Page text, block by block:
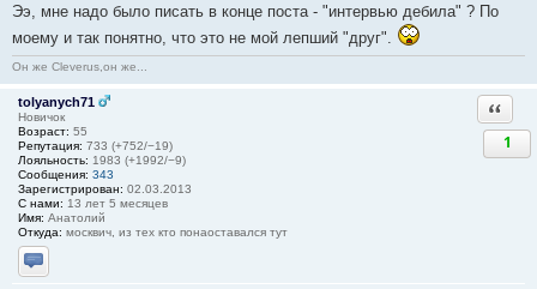
Ээ, мне надо было писать в конце поста - "интервью дебила" ? По
моему и так понятно, что это не мой лепший "друг".
Он же Cleverus,он же...
tolyanych71
Новичок
Возраст: 55
Репутация: 733 (+752/−19)
Лояльность: 1983 (+1992/−9)
Сообщения: 343
Зарегистрирован: 02.03.2013
С нами: 13 лет 5 месяцев
Имя: Анатолий
Откуда: москвич, из тех кто понаоставался тут
Отправить личное сообщение
1